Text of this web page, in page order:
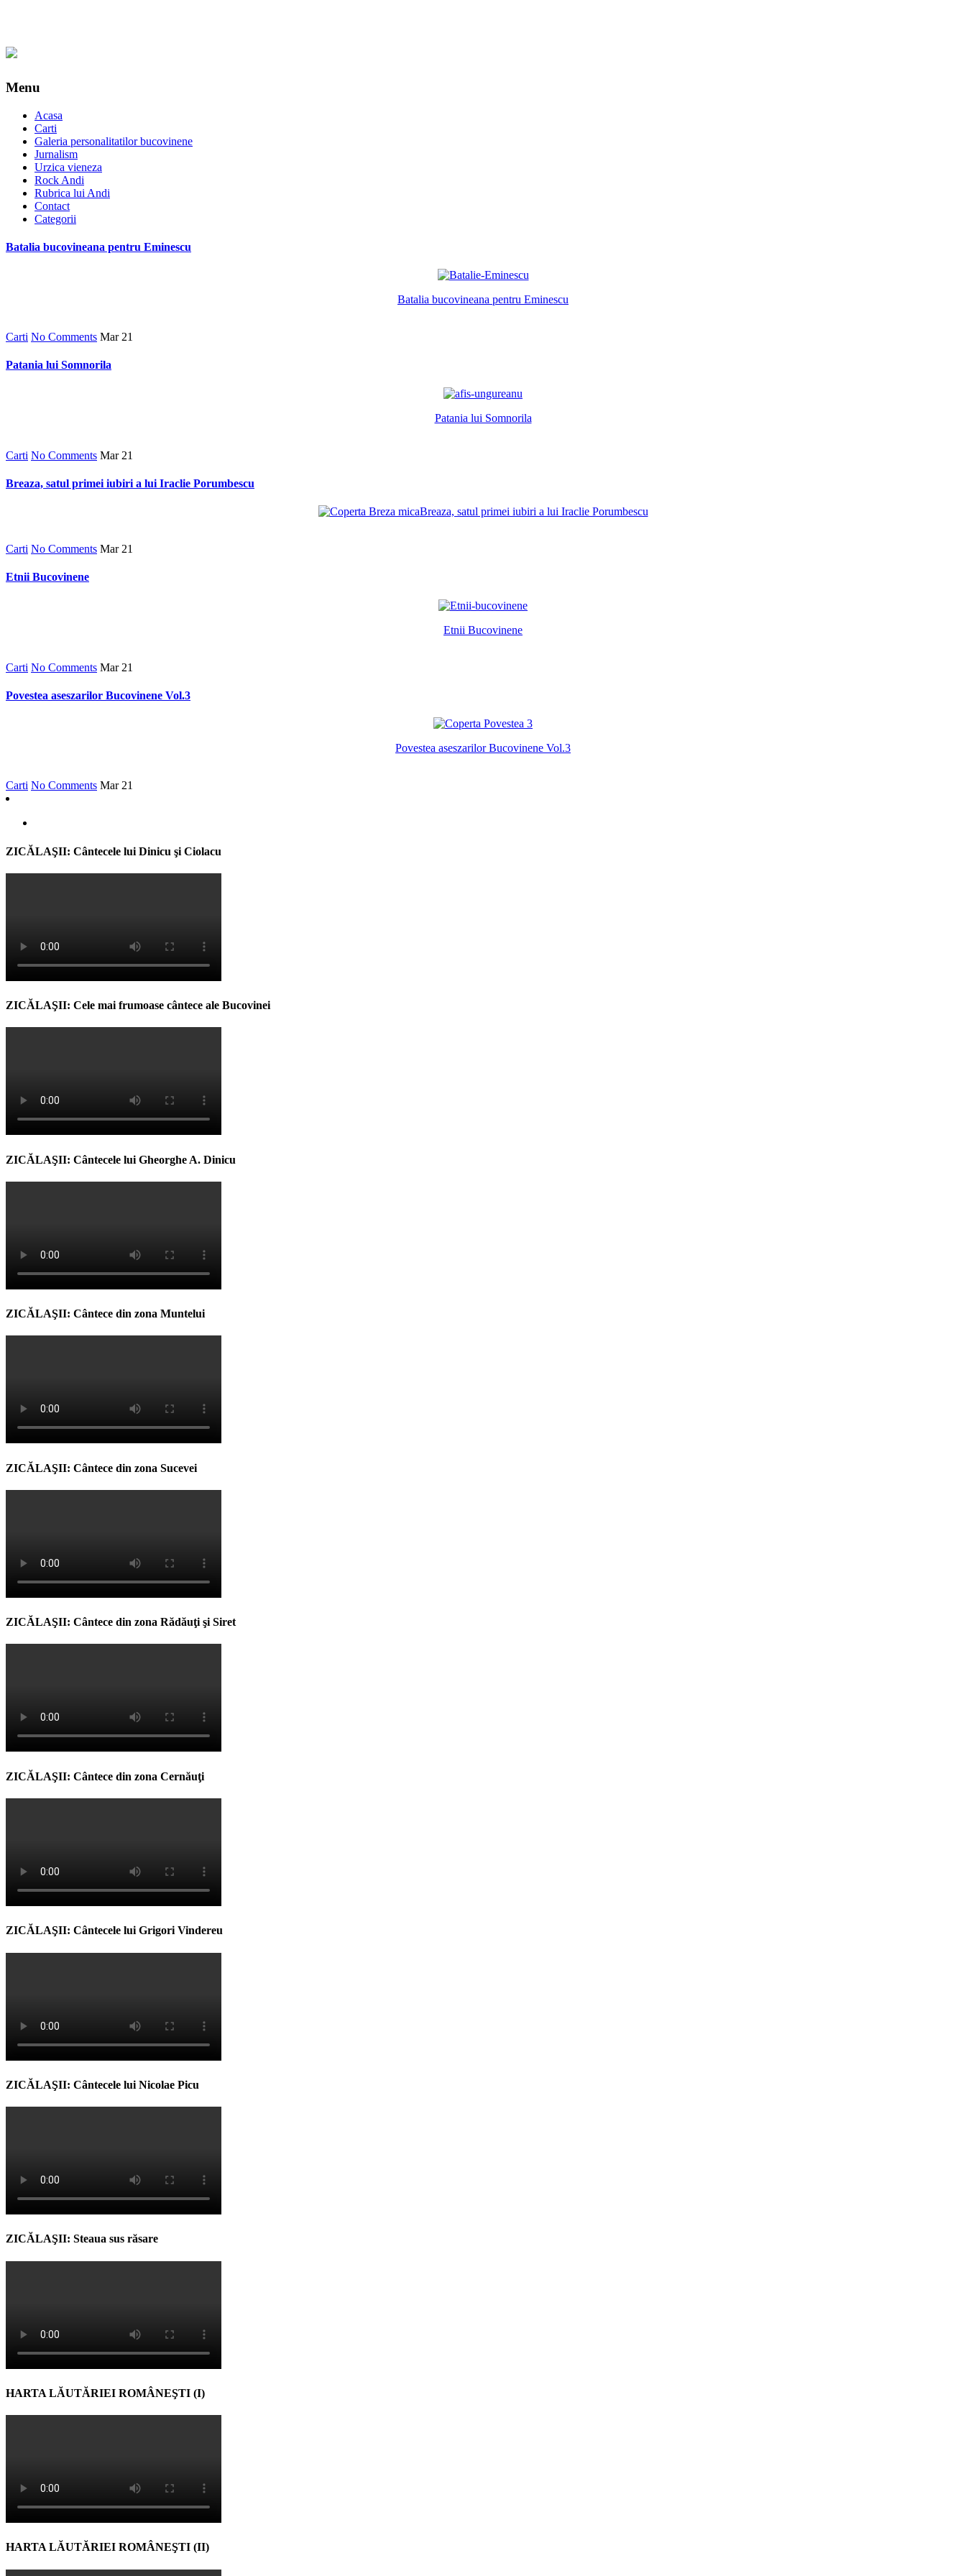
Menu
Acasa
Carti
Galeria personalitatilor bucovinene
Jurnalism
Urzica vieneza
Rock Andi
Rubrica lui Andi
Contact
Categorii
Batalia bucovineana pentru Eminescu
Batalia bucovineana pentru Eminescu
Carti No Comments Mar 21
Patania lui Somnorila
Patania lui Somnorila
Carti No Comments Mar 21
Breaza, satul primei iubiri a lui Iraclie Porumbescu
Breaza, satul primei iubiri a lui Iraclie Porumbescu
Carti No Comments Mar 21
Etnii Bucovinene
Etnii Bucovinene
Carti No Comments Mar 21
Povestea aseszarilor Bucovinene Vol.3
Povestea aseszarilor Bucovinene Vol.3
Carti No Comments Mar 21
ZICĂLAŞII: Cântecele lui Dinicu şi Ciolacu
ZICĂLAŞII: Cele mai frumoase cântece ale Bucovinei
ZICĂLAŞII: Cântecele lui Gheorghe A. Dinicu
ZICĂLAŞII: Cântece din zona Muntelui
ZICĂLAŞII: Cântece din zona Sucevei
ZICĂLAŞII: Cântece din zona Rădăuţi şi Siret
ZICĂLAŞII: Cântece din zona Cernăuţi
ZICĂLAŞII: Cântecele lui Grigori Vindereu
ZICĂLAŞII: Cântecele lui Nicolae Picu
ZICĂLAŞII: Steaua sus răsare
HARTA LĂUTĂRIEI ROMÂNEŞTI (I)
HARTA LĂUTĂRIEI ROMÂNEŞTI (II)